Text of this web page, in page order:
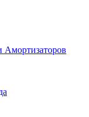
Амортизаторов